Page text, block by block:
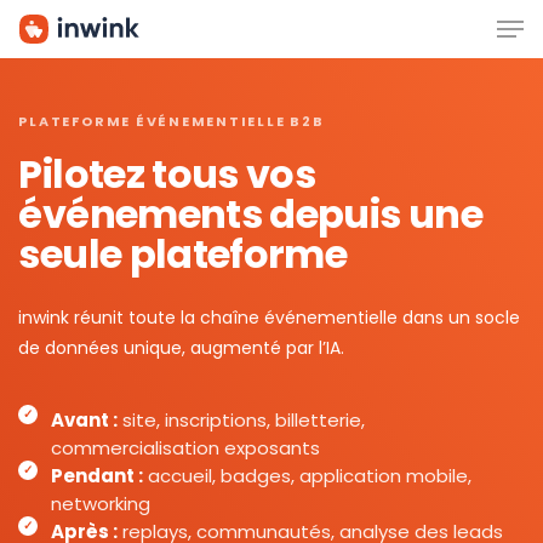
Skip
PLATEFORME ÉVÉNEMENTIELLE B2B
Pilotez tous vos
événements depuis une
seule plateforme
inwink réunit toute la chaîne événementielle dans un socle
de données unique, augmenté par l’IA.
Avant :site, inscriptions, billetterie,
commercialisation exposants
Pendant :accueil, badges, application mobile,
networking
Après :replays, communautés, analyse des leads